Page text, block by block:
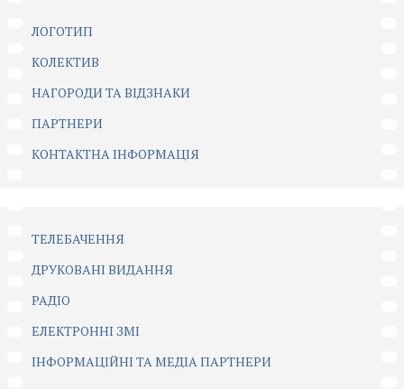
ЛОГОТИП
КОЛЕКТИВ
НАГОРОДИ ТА ВІДЗНАКИ
ПАРТНЕРИ
КОНТАКТНА ІНФОРМАЦІЯ
ТЕЛЕБАЧЕННЯ
ДРУКОВАНІ ВИДАННЯ
РАДІО
ЕЛЕКТРОННІ ЗМІ
ІНФОРМАЦІЙНІ ТА МЕДІА ПАРТНЕРИ